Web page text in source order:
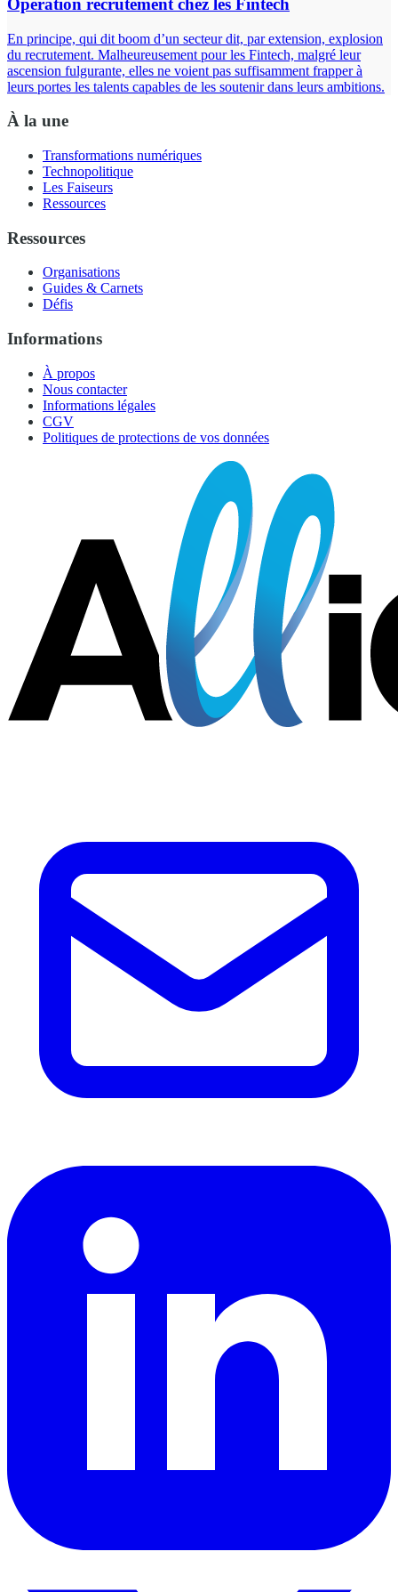
Opération recrutement chez les Fintech
En principe, qui dit boom d’un secteur dit, par extension, explosion
du recrutement. Malheureusement pour les Fintech, malgré leur
ascension fulgurante, elles ne voient pas suffisamment frapper à
leurs portes les talents capables de les soutenir dans leurs ambitions.
À la une
Transformations numériques
Technopolitique
Les Faiseurs
Ressources
Ressources
Organisations
Guides & Carnets
Défis
Informations
À propos
Nous contacter
Informations légales
CGV
Politiques de protections de vos données